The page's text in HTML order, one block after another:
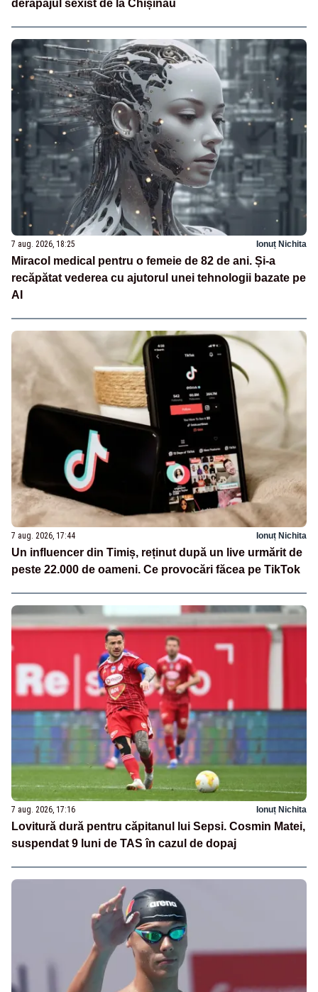
derapajul sexist de la Chișinău
7 aug. 2026, 18:25 Ionuț Nichita
Miracol medical pentru o femeie de 82 de ani. Și-a
recăpătat vederea cu ajutorul unei tehnologii bazate pe
AI
7 aug. 2026, 17:44 Ionuț Nichita
Un influencer din Timiș, reținut după un live urmărit de
peste 22.000 de oameni. Ce provocări făcea pe TikTok
7 aug. 2026, 17:16 Ionuț Nichita
Lovitură dură pentru căpitanul lui Sepsi. Cosmin Matei,
suspendat 9 luni de TAS în cazul de dopaj